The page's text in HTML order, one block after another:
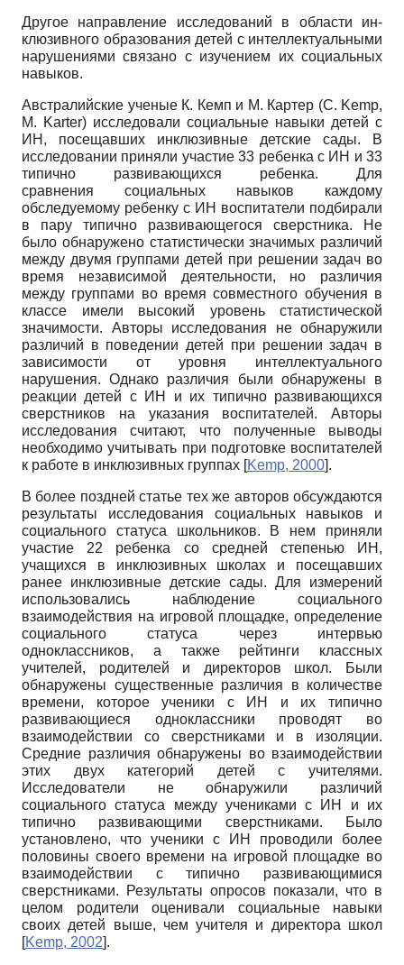
Другое направление исследований в области ин­
клюзивного образования детей с интеллектуальными
нарушениями связано с изучением их социальных
навыков.
Австралийские ученые К. Кемп и М. Картер (C. Kemp,
M. Karter) исследовали социальные навыки детей с
ИН, посещавших инклюзивные детские сады. В
исследовании приняли участие 33 ребенка с ИН и 33
типично развивающихся ребенка. Для
сравнения социальных навыков каждому
обследуемому ребенку с ИН воспитатели подбирали
в пару типично развивающегося сверстника. Не
было обнаружено статистически значимых различий
между двумя группами детей при решении задач во
время независимой деятельности, но различия
между группами во время совместного обучения в
классе имели высокий уровень статистической
значимости. Авторы исследования не обнаружили
различий в поведении детей при решении задач в
зависимости от уровня интеллектуального
нарушения. Однако различия были обнаружены в
реакции детей с ИН и их типично развивающихся
сверстников на указания воспитателей. Авторы
исследования считают, что полученные выводы
необходимо учитывать при подготовке воспитателей
к работе в инклюзивных группах [Kemp, 2000].
В более поздней статье тех же авторов обсуждаются
результаты исследования социальных навыков и
социального статуса школьников. В нем приняли
участие 22 ребенка со средней степенью ИН,
учащихся в ин­клюзивных школах и посещавших
ранее инклюзивные детские сады. Для измерений
использовались наблюдение социального
взаимодействия на игровой площадке, определение
социального статуса через интервью
одноклассников, а также рейтинги классных
учителей, родителей и директоров школ. Были
обнаружены существенные различия в количестве
времени, которое ученики с ИН и их типично
развивающиеся одноклассники проводят во
взаимодействии со сверстниками и в изоляции.
Средние различия обнаружены во взаимодействии
этих двух категорий детей с учителями.
Исследователи не обнаружили различий
социального статуса между учениками с ИН и их
типично развивающими сверстниками. Было
установлено, что ученики с ИН проводили более
половины своего времени на игровой площадке во
взаимодействии с типично развивающимися
сверстниками. Результаты опросов показали, что в
целом родители оценивали социальные навыки
своих детей выше, чем учителя и директора школ
[Kemp, 2002].